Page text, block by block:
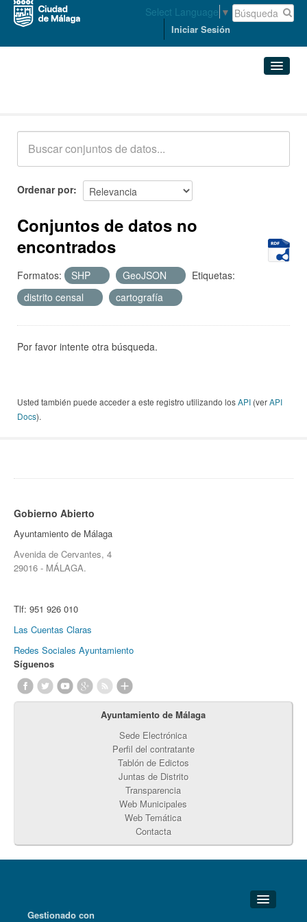
Select Language ▼
Iniciar Sesión
Acerca de
Ordenar por
Conjuntos de datos no
encontrados
Formatos: SHP GeoJSON
Etiquetas:
distrito censal
cartografía
Por favor intente otra búsqueda.
Usted también puede acceder a este registro utilizando losAPI (verAPI
Docs).
Gobierno Abierto
Ayuntamiento de Málaga
Avenida de Cervantes, 4
29016 - MÁLAGA.
Tlf: 951 926 010
Las Cuentas Claras
Redes Sociales Ayuntamiento
Síguenos
Ayuntamiento de Málaga
Sede Electrónica
Perfil del contratante
Tablón de Edictos
Juntas de Distrito
Transparencia
Web Municipales
Web Temática
Contacta
Gestionado con